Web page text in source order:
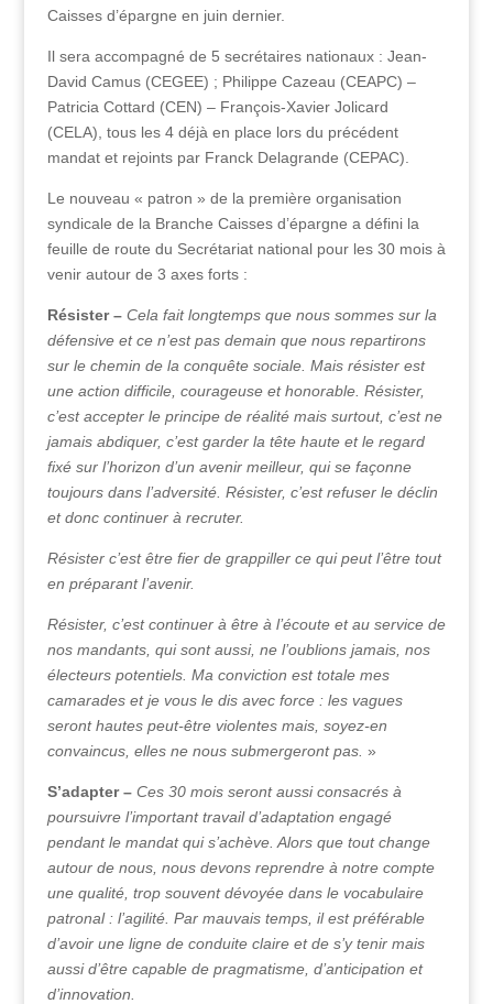
Caisses d’épargne en juin dernier.
Il sera accompagné de 5 secrétaires nationaux : Jean-
David Camus (CEGEE) ; Philippe Cazeau (CEAPC) –
Patricia Cottard (CEN) – François-Xavier Jolicard
(CELA), tous les 4 déjà en place lors du précédent
mandat et rejoints par Franck Delagrande (CEPAC).
Le nouveau « patron » de la première organisation
syndicale de la Branche Caisses d’épargne a défini la
feuille de route du Secrétariat national pour les 30 mois à
venir autour de 3 axes forts :
Résister – Cela fait longtemps que nous sommes sur la
défensive et ce n’est pas demain que nous repartirons
sur le chemin de la conquête sociale. Mais résister est
une action difficile, courageuse et honorable. Résister,
c’est accepter le principe de réalité mais surtout, c’est ne
jamais abdiquer, c’est garder la tête haute et le regard
fixé sur l’horizon d’un avenir meilleur, qui se façonne
toujours dans l’adversité. Résister, c’est refuser le déclin
et donc continuer à recruter.
Résister c’est être fier de grappiller ce qui peut l’être tout
en préparant l’avenir.
Résister, c’est continuer à être à l’écoute et au service de
nos mandants, qui sont aussi, ne l’oublions jamais, nos
électeurs potentiels. Ma conviction est totale mes
camarades et je vous le dis avec force : les vagues
seront hautes peut-être violentes mais, soyez-en
convaincus, elles ne nous submergeront pas. »
S’adapter – Ces 30 mois seront aussi consacrés à
poursuivre l’important travail d’adaptation engagé
pendant le mandat qui s’achève. Alors que tout change
autour de nous, nous devons reprendre à notre compte
une qualité, trop souvent dévoyée dans le vocabulaire
patronal : l’agilité. Par mauvais temps, il est préférable
d’avoir une ligne de conduite claire et de s’y tenir mais
aussi d’être capable de pragmatisme, d’anticipation et
d’innovation.